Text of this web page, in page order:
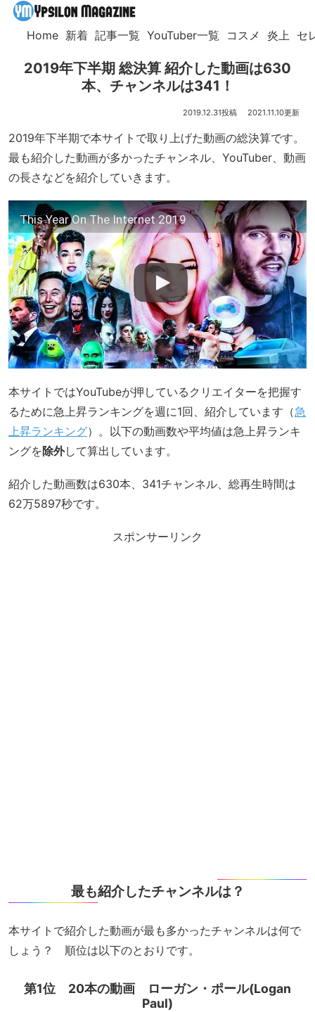
Home 新着 記事一覧 YouTuber一覧 コスメ 炎上 セ
2019年下半期 総決算 紹介した動画は630
本、チャンネルは341！
2019.12.31 2021.11.10
2019年下半期で本サイトで取り上げた動画の総決算です。
最も紹介した動画が多かったチャンネル、YouTuber、動画
の長さなどを紹介していきます。
This Year On The Internet 2019
本サイトではYouTubeが押しているクリエイターを把握す
るために急上昇ランキングを週に1回、紹介しています（急
上昇ランキング）。以下の動画数や平均値は急上昇ランキ
ングを除外して算出しています。
紹介した動画数は630本、341チャンネル、総再生時間は
62万5897秒です。
スポンサーリンク
最も紹介したチャンネルは？
本サイトで紹介した動画が最も多かったチャンネルは何で
しょう？ 順位は以下のとおりです。
第1位 20本の動画 ローガン・ポール(Logan
Paul)